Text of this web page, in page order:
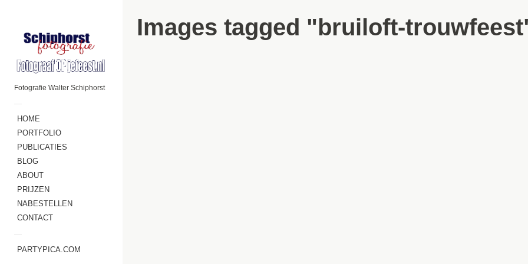
Fotografie Walter Schiphorst
—
HOME
PORTFOLIO
PUBLICATIES
BLOG
ABOUT
PRIJZEN
NABESTELLEN
CONTACT
—
PARTYPICA.COM
Images tagged "bruiloft-